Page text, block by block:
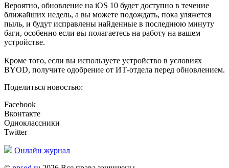
Вероятно, обновление на iOS 10 будет доступно в течение
ближайших недель, а вы можете подождать, пока уляжется
пыль, и будут исправлены найденные в последнюю минуту
баги, особенно если вы полагаетесь на работу на вашем
устройстве.
Кроме того, если вы используете устройство в условиях
BYOD, получите одобрение от ИТ-отдела перед обновлением.
Поделиться новостью:
Facebook
Вконтакте
Одноклассники
Twitter
Онлайн журнал